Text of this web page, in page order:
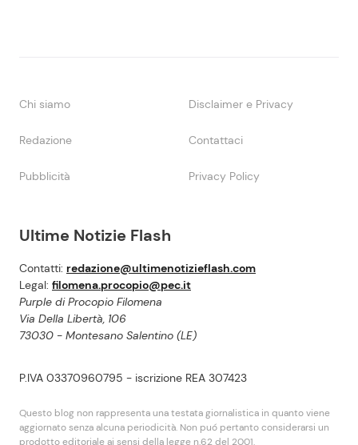
Ultime Notizie Flash
Contatti: redazione@ultimenotizieflash.com
Legal: filomena.procopio@pec.it
Purple di Procopio Filomena
Via Della Libertà, 106
73030 - Montesano Salentino (LE)
P.IVA 03370960795 - iscrizione REA 307423
Questo blog non rappresenta una testata giornalistica in quanto viene
aggiornato senza alcuna periodicità. Non puó pertanto considerarsi un
prodotto editoriale ai sensi della legge n.62 del 2001.
Chi siamo Disclaimer e Privacy
Redazione Contattaci
Pubblicità Privacy Policy